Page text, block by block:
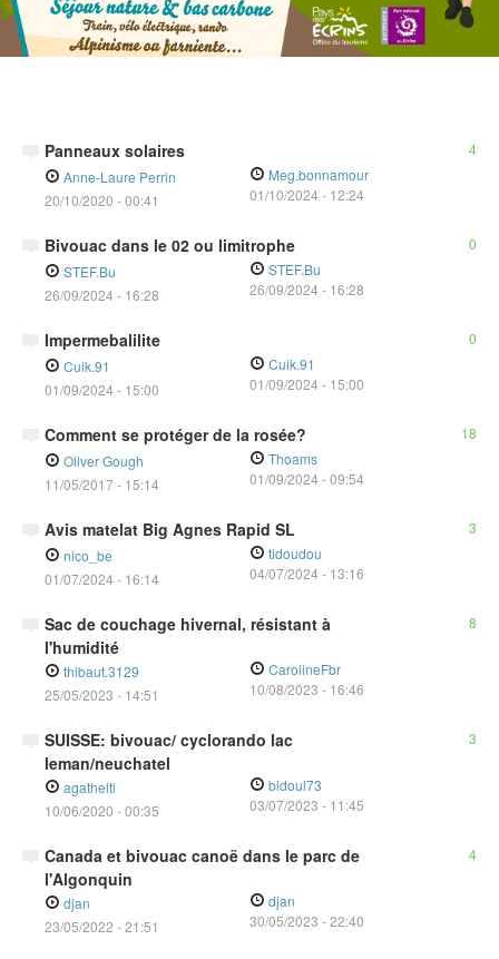
Panneaux solaires
4
Anne-Laure Perrin
20/10/2020 - 00:41
Meg.bonnamour
01/10/2024 -12:24
Bivouac dans le 02 ou limitrophe
0
STEF.Bu
26/09/2024 - 16:28
STEF.Bu
26/09/2024 -16:28
Impermebalilite
0
Cuik.91
01/09/2024 - 15:00
Cuik.91
01/09/2024 -15:00
Comment se protéger de la rosée?
18
Oliver Gough
11/05/2017 - 15:14
Thoams
01/09/2024 -09:54
Avis matelat Big Agnes Rapid SL
3
nico_be
01/07/2024 - 16:14
tidoudou
04/07/2024 -13:16
Sac de couchage hivernal, résistant à
l'humidité
8
thibaut.3129
25/05/2023 - 14:51
CarolineFbr
10/08/2023 -16:46
SUISSE: bivouac/ cyclorando lac
leman/neuchatel
3
agatheltl
10/06/2020 - 00:35
bidoul73
03/07/2023 -11:45
Canada et bivouac canoë dans le parc de
l'Algonquin
4
djan
23/05/2022 - 21:51
djan
30/05/2023 -22:40